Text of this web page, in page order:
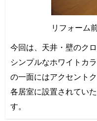
リフォーム
今回は、天井・壁のク
シンプルなホワイトカ
の一面にはアクセント
各居室に設置されてい
す。